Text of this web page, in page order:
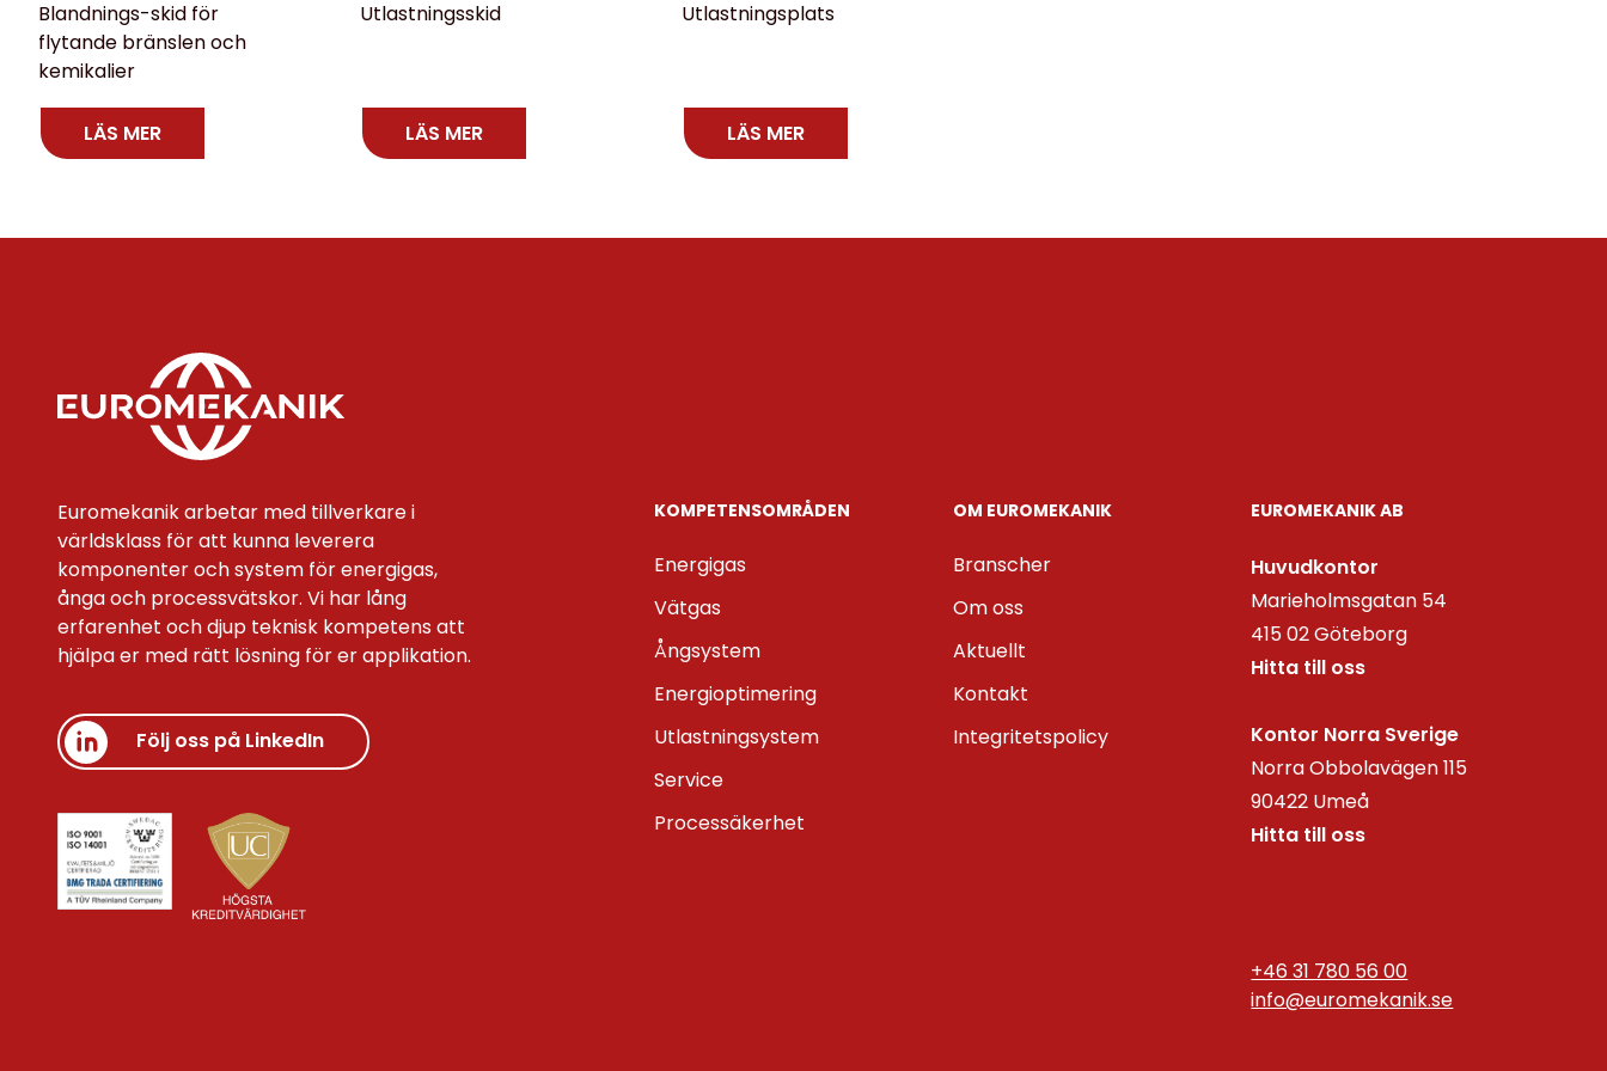
Blandnings-skid för
flytande bränslen och
kemikalier
LÄS MER
Utlastningsskid
LÄS MER
Utlastningsplats
LÄS MER
Euromekanik arbetar med tillverkare i
världsklass för att kunna leverera
komponenter och system för energigas,
ånga och processvätskor. Vi har lång
erfarenhet och djup teknisk kompetens att
hjälpa er med rätt lösning för er applikation.
Följ oss på LinkedIn
KOMPETENS­OMRÅDEN
Energigas
Vätgas
Ångsystem
Energioptimering
Utlastningsystem
Service
Processäkerhet
OM EUROMEKANIK
Branscher
Om oss
Aktuellt
Kontakt
Integritetspolicy
EUROMEKANIK AB
Huvudkontor
Marieholmsgatan 54
415 02 Göteborg
Hitta till oss
Kontor Norra Sverige
Norra Obbolavägen 115
90422 Umeå
Hitta till oss
+46 31 780 56 00
info@euromekanik.se